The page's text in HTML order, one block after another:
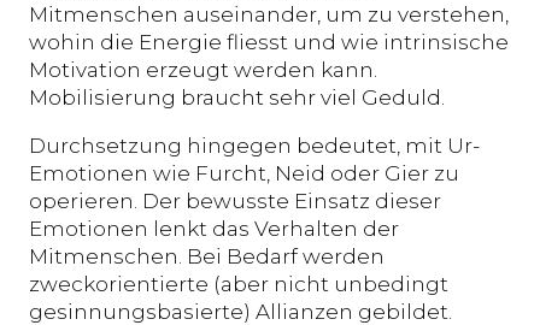
Mitmenschen auseinander, um zu verstehen,
wohin die Energie fliesst und wie intrinsische
Motivation erzeugt werden kann.
Mobilisierung braucht sehr viel Geduld.
Durchsetzung hingegen bedeutet, mit Ur-
Emotionen wie Furcht, Neid oder Gier zu
operieren. Der bewusste Einsatz dieser
Emotionen lenkt das Verhalten der
Mitmenschen. Bei Bedarf werden
zweckorientierte (aber nicht unbedingt
gesinnungsbasierte) Allianzen gebildet.